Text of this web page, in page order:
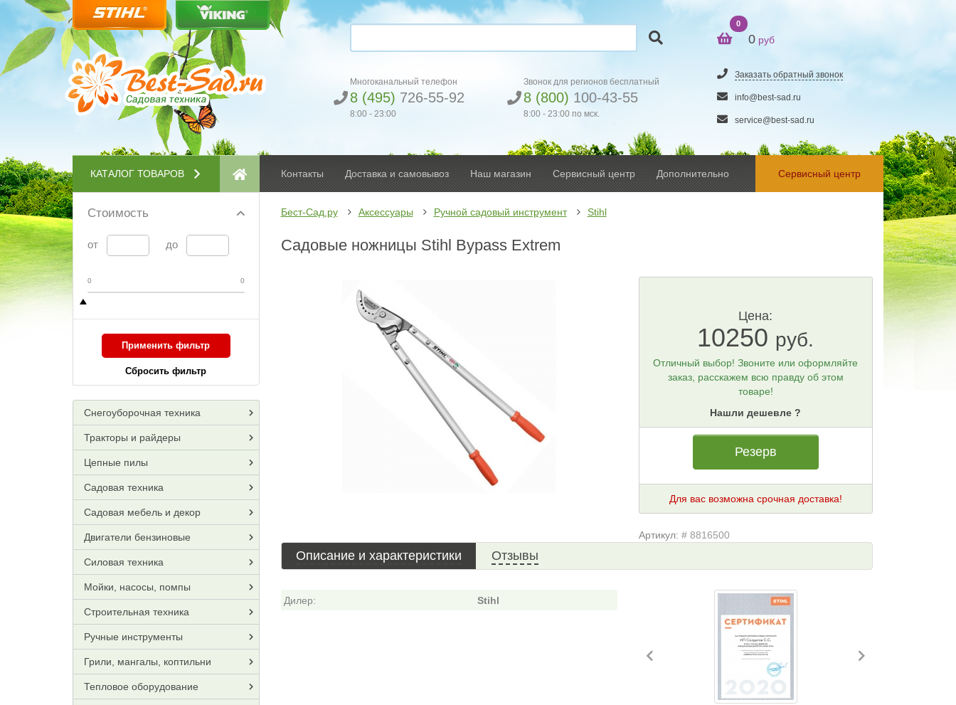
Многоканальный телефон
8 (495) 726-55-92
8:00 - 23:00
Звонок для регионов бесплатный
8 (800) 100-43-55
8:00 - 23:00 по мск.
0
0 руб
Заказать обратный звонок
info@best-sad.ru
service@best-sad.ru
КАТАЛОГ ТОВАРОВ Контакты Доставка и самовывоз Наш магазин Сервисный центр Дополнительно Сервисный центр
Стоимость
от до
0 0
Применить фильтр
Сбросить фильтр
Снегоуборочная техника
Тракторы и райдеры
Цепные пилы
Садовая техника
Садовая мебель и декор
Двигатели бензиновые
Силовая техника
Мойки, насосы, помпы
Строительная техника
Ручные инструменты
Грили, мангалы, коптильни
Тепловое оборудование
Бест-Сад.ру Аксессуары Ручной садовый инструмент Stihl
Садовые ножницы Stihl Bypass Extrem
Цена:
10250 руб.
Отличный выбор! Звоните или оформляйте
заказ, расскажем всю правду об этом
товаре!
Нашли дешевле ?
Резерв
Для вас возможна срочная доставка!
Артикул: # 8816500
Описание и характеристики Отзывы
Дилер: Stihl
Previous